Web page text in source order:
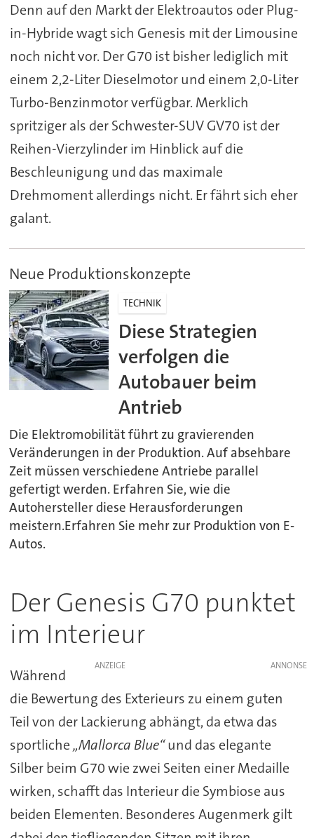
Denn auf den Markt der Elektroautos oder Plug-
in-Hybride wagt sich Genesis mit der Limousine
noch nicht vor. Der G70 ist bisher lediglich mit
einem 2,2-Liter Dieselmotor und einem 2,0-Liter
Turbo-Benzinmotor verfügbar. Merklich
spritziger als der Schwester-SUV GV70 ist der
Reihen-Vierzylinder im Hinblick auf die
Beschleunigung und das maximale
Drehmoment allerdings nicht. Er fährt sich eher
galant.
Neue Produktionskonzepte
TECHNIK
Diese Strategien
verfolgen die
Autobauer beim
Antrieb
Die Elektromobilität führt zu gravierenden
Veränderungen in der Produktion. Auf absehbare
Zeit müssen verschiedene Antriebe parallel
gefertigt werden. Erfahren Sie, wie die
Autohersteller diese Herausforderungen
meistern.Erfahren Sie mehr zur Produktion von E-
Autos.
Der Genesis G70 punktet
im Interieur
ANZEIGE
Während
die Bewertung des Exterieurs zu einem guten
Teil von der Lackierung abhängt, da etwa das
sportliche„Mallorca Blue“und das elegante
Silber beim G70 wie zwei Seiten einer Medaille
wirken, schafft das Interieur die Symbiose aus
beiden Elementen. Besonderes Augenmerk gilt